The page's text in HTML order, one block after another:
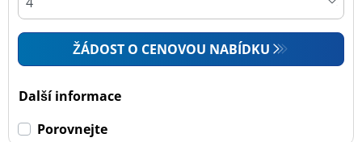
ŽÁDOST O CENOVOU NABÍDKU
Další informace
Porovnejte